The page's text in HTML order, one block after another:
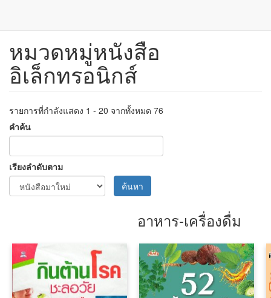
ข้าม
เนื้อหา
หมวดหมู่หนังสือ
อิเล็กทรอนิกส์
รายการที่กำลังแสดง 1 - 20 จากทั้งหมด 76
คำค้น
เรียงลำดับตาม
ค้นหา
อาหาร-เครื่องดื่ม